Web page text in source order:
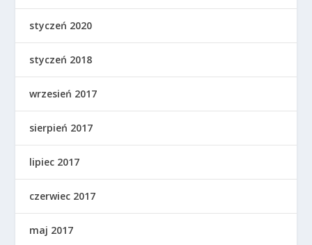
styczeń 2020
styczeń 2018
wrzesień 2017
sierpień 2017
lipiec 2017
czerwiec 2017
maj 2017